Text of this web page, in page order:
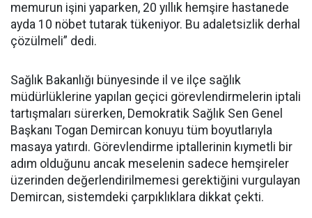
memurun işini yaparken, 20 yıllık hemşire hastanede
ayda 10 nöbet tutarak tükeniyor. Bu adaletsizlik derhal
çözülmeli” dedi.
Sağlık Bakanlığı bünyesinde il ve ilçe sağlık
müdürlüklerine yapılan geçici görevlendirmelerin iptali
tartışmaları sürerken, Demokratik Sağlık Sen Genel
Başkanı Togan Demircan konuyu tüm boyutlarıyla
masaya yatırdı. Görevlendirme iptallerinin kıymetli bir
adım olduğunu ancak meselenin sadece hemşireler
üzerinden değerlendirilmemesi gerektiğini vurgulayan
Demircan, sistemdeki çarpıklıklara dikkat çekti.